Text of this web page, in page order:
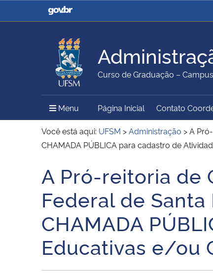
Casa Civil
Ministério da Justiça e
Ministério da Agricultura,
Pecuária e Abastecimento
Ministério da Educação
Ministério do Meio Ambiente Ministério do Turismo
Secretaria de Governo
Gabinete de Segurança
Institucional
Curso de Graduação –
Menu Menu Principal do Sítio
Página Inicial Contato
Você está aqui: UFSM >Administração >A
CHAMADA PÚBLICA para cadastro de
Início do conteúdo
A Pró-reitoria de
Federal de Santa
CHAMADA
Educativas e/ou